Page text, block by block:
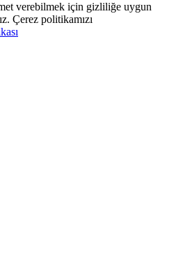
verebilmek için gizliliğe uygun
Çerez politikamızı